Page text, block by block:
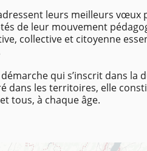
leurs meilleurs
de leur mouvement
collective et citoyenne
démarche qui s’inscrit dans
dans les territoires, elle
tous, à chaque âge.